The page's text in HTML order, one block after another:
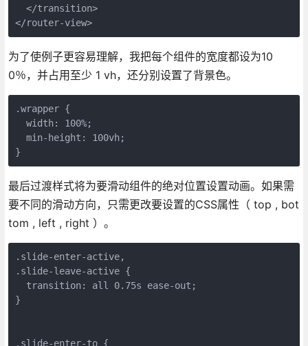
  </transition>
</router-view>
为了使例子更容易理解，我把每个组件的宽度都设为10
0％，并占用至少 1 vh，还分别设置了背景色。
.wrapper {
  width: 100%;
  min-height: 100vh;
}
最后过渡样式将为要滑动组件的绝对位置设置动画。如果需
要不同的滑动方向，只需更改要设置的CSS属性（ top , bot
tom , left , right ）。
.slide-enter-active,
.slide-leave-active {
  transition: all 0.75s ease-out;
}
.slide-enter-to {